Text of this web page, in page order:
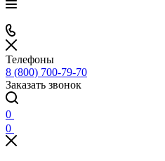
Телефоны
8 (800) 700-79-70
Заказать звонок
0
0